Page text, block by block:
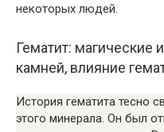
некоторых людей.
Гематит: магические
камней, влияние
История гематита тесно
этого минерала. Он был